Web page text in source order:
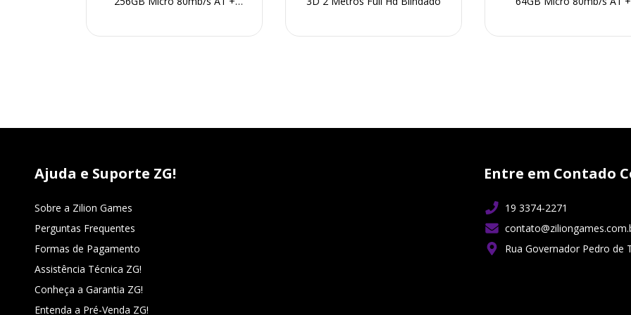
Ajuda e Suporte ZG!
Sobre a Zilion Games
Perguntas Frequentes
Formas de Pagamento
Assistência Técnica ZG!
Conheça a Garantia ZG!
Entenda a Pré-Venda ZG!
Entre em Contado
19 3374-2271
Rua Governador Pedro de